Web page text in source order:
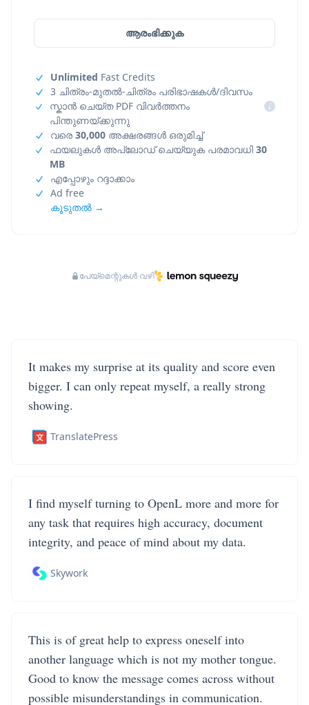
ആരംഭിക്കുക
Unlimited Fast Credits
3 ചിത്രം-മുതൽ-ചിത്രം പരിഭാഷകൾ/ദിവസം
സ്കാൻ ചെയ്ത PDF വിവർത്തനം
പിന്തുണയ്ക്കുന്നു
i
വരെ 30,000 അക്ഷരങ്ങൾ ഒരുമിച്ച്
ഫയലുകൾ അപ്‌ലോഡ് ചെയ്യുക പരമാവധി30
MB
എപ്പോഴും റദ്ദാക്കാം
Ad free
കൂടുതൽ →
പേയ്‌മെന്റുകൾ വഴി
It makes my surprise at its quality and score even
bigger. I can only repeat myself, a really strong
showing.
TranslatePress
I find myself turning to OpenL more and more for
any task that requires high accuracy, document
integrity, and peace of mind about my data.
Skywork
This is of great help to express oneself into
another language which is not my mother tongue.
Good to know the message comes across without
possible misunderstandings in communication.